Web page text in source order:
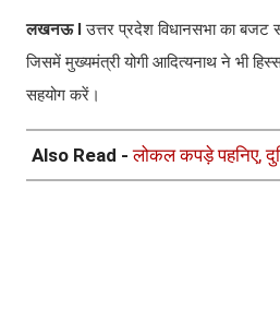
लखनऊ Iउत्तर प्रदेश विधानसभा का बजट
जिसमें मुख्यमंत्री योगी आदित्यनाथ ने भी
सहयोग करें।
Also Read -लोकल कपड़े पहनिए,